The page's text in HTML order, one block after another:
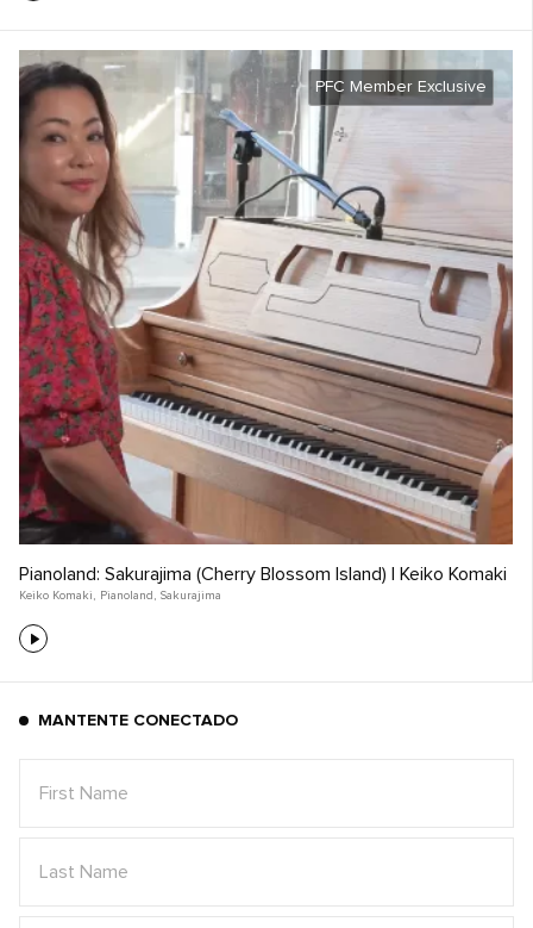
PFC Member Exclusive
Pianoland: Sakurajima (Cherry Blossom Island) | Keiko Komaki
Keiko Komaki , Pianoland , Sakurajima
MANTENTE CONECTADO